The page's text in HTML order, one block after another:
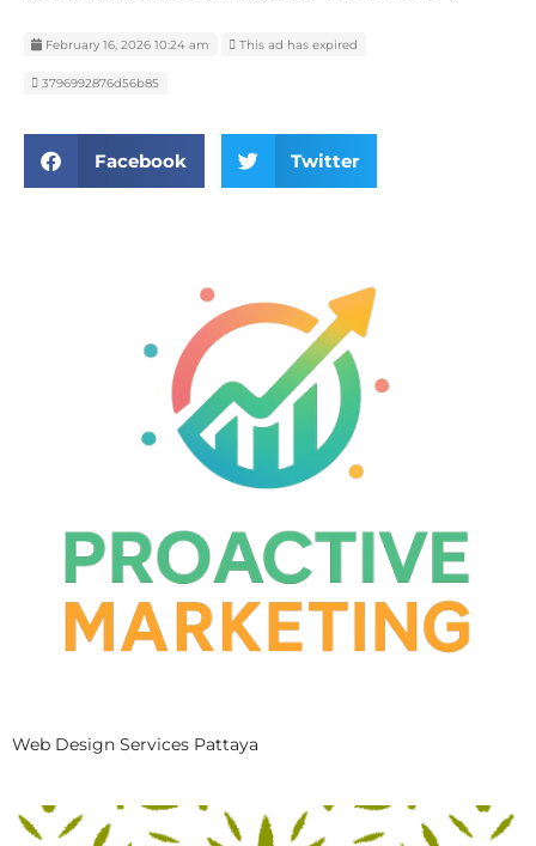
February 16, 2026 10:24 am This ad has expired
3796992876d56b85
Facebook Twitter
Web Design Services Pattaya